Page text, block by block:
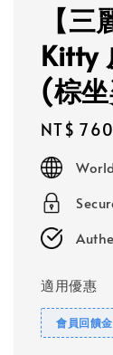
【
Kitty
(棕
Regular
price
NT$ 760
適用優惠
會員回饋金